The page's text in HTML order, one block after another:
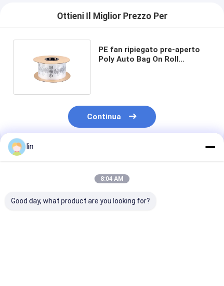
Ottieni Il Miglior Prezzo Per
PE fan ripiegato pre-aperto
Poly Auto Bag On Roll
Continua
Prodotti Raccomandati
lin
8:04 AM
Good day, what product are you looking for?